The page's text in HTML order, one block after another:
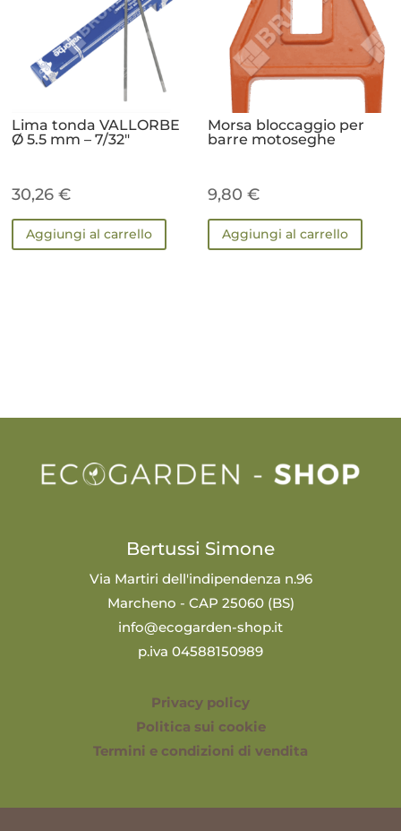
Lima tonda VALLORBE
Ø 5.5 mm – 7/32″
30,26€
Aggiungi al carrello
Morsa bloccaggio per
barre motoseghe
9,80€
Aggiungi al carrello
Bertussi Simone
Via Martiri dell'indipendenza n.96
Marcheno - CAP 25060 (BS)
info@ecogarden-shop.it
p.iva 04588150989
Privacy policy
Politica sui cookie
Termini e condizioni di vendita